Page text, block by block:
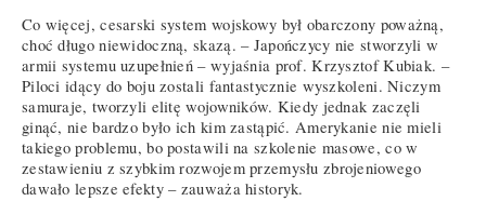
Co więcej, cesarski system wojskowy był obarczony poważną,
choć długo niewidoczną, skazą. – Japończycy nie stworzyli w
armii systemu uzupełnień – wyjaśnia prof. Krzysztof Kubiak. –
Piloci idący do boju zostali fantastycznie wyszkoleni. Niczym
samuraje, tworzyli elitę wojowników. Kiedy jednak zaczęli
ginąć, nie bardzo było ich kim zastąpić. Amerykanie nie mieli
takiego problemu, bo postawili na szkolenie masowe, co w
zestawieniu z szybkim rozwojem przemysłu zbrojeniowego
dawało lepsze efekty – zauważa historyk.